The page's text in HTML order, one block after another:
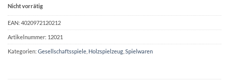
Nicht vorrätig
EAN: 4020972120212
Artikelnummer: 12021
Kategorien: Gesellschaftsspiele Holzspielzeug Spielwaren